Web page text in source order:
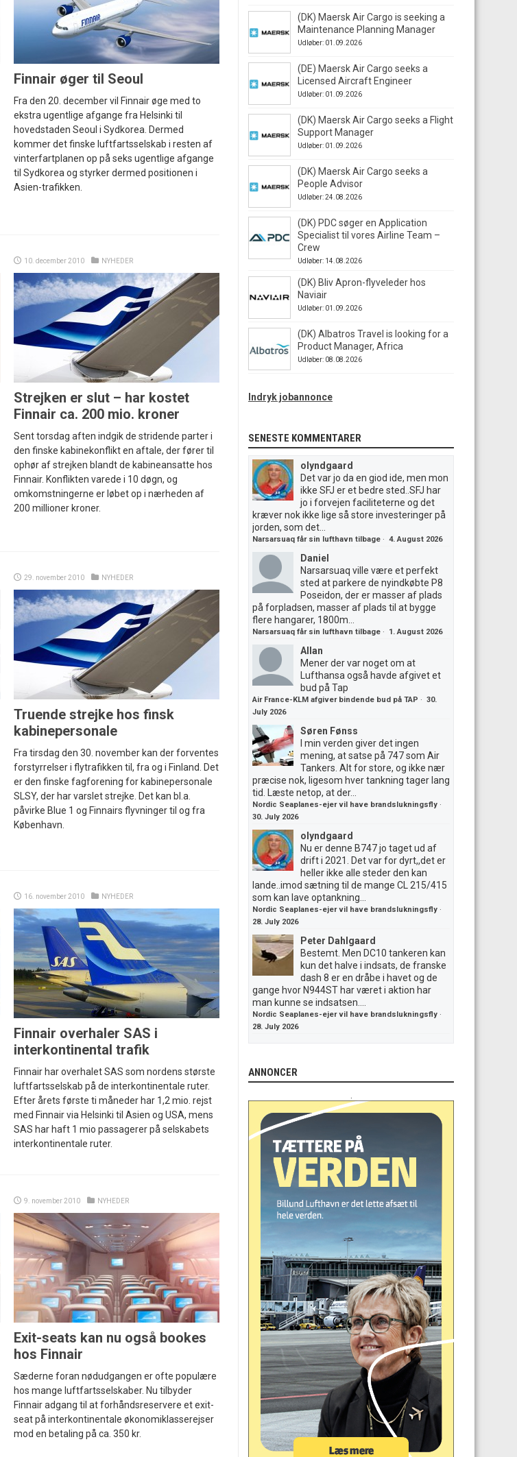
Finnair øger til Seoul
Fra den 20. december vil Finnair øge med to
ekstra ugentlige afgange fra Helsinki til
hovedstaden Seoul i Sydkorea. Dermed
kommer det finske luftfartsselskab i resten af
vinterfartplanen op på seks ugentlige afgange
til Sydkorea og styrker dermed positionen i
Asien-trafikken.
10. december 2010 NYHEDER
Strejken er slut – har kostet
Finnair ca. 200 mio. kroner
Sent torsdag aften indgik de stridende parter i
den finske kabinekonflikt en aftale, der fører til
ophør af strejken blandt de kabineansatte hos
Finnair. Konflikten varede i 10 døgn, og
omkomstningerne er løbet op i nærheden af
200 millioner kroner.
29. november 2010 NYHEDER
Truende strejke hos finsk
kabinepersonale
Fra tirsdag den 30. november kan der forventes
forstyrrelser i flytrafikken til, fra og i Finland. Det
er den finske fagforening for kabinepersonale
SLSY, der har varslet strejke. Det kan bl.a.
påvirke Blue 1 og Finnairs flyvninger til og fra
København.
16. november 2010 NYHEDER
Finnair overhaler SAS i
interkontinental trafik
Finnair har overhalet SAS som nordens største
luftfartsselskab på de interkontinentale ruter.
Efter årets første ti måneder har 1,2 mio. rejst
med Finnair via Helsinki til Asien og USA, mens
SAS har haft 1 mio passagerer på selskabets
interkontinentale ruter.
9. november 2010 NYHEDER
Exit-seats kan nu også bookes
hos Finnair
Sæderne foran nødudgangen er ofte populære
hos mange luftfartsselskaber. Nu tilbyder
Finnair adgang til at forhåndsreservere et exit-
seat på interkontinentale økonomiklasserejser
mod en betaling på ca. 350 kr.
(DK) Maersk Air Cargo is seeking a
Maintenance Planning Manager
Udløber: 01.09.2026
(DE) Maersk Air Cargo seeks a
Licensed Aircraft Engineer
Udløber: 01.09.2026
(DK) Maersk Air Cargo seeks a Flight
Support Manager
Udløber: 01.09.2026
(DK) Maersk Air Cargo seeks a
People Advisor
Udløber: 24.08.2026
(DK) PDC søger en Application
Specialist til vores Airline Team –
Crew
Udløber: 14.08.2026
(DK) Bliv Apron-flyveleder hos
Naviair
Udløber: 01.09.2026
(DK) Albatros Travel is looking for a
Product Manager, Africa
Udløber: 08.08.2026
Indryk jobannonce
SENESTE KOMMENTARER
olyndgaard
Det var jo da en giod ide, men mon
ikke SFJ er et bedre sted..SFJ har
jo i forvejen faciliteterne og det
kræver nok ikke lige så store investeringer på
jorden, som det...
Narsarsuaq får sin lufthavn tilbage · 4. August 2026
Daniel
Narsarsuaq ville være et perfekt
sted at parkere de nyindkøbte P8
Poseidon, der er masser af plads
på forpladsen, masser af plads til at bygge
flere hangarer, 1800m...
Narsarsuaq får sin lufthavn tilbage · 1. August 2026
Allan
Mener der var noget om at
Lufthansa også havde afgivet et
bud på Tap
Air France-KLM afgiver bindende bud på TAP · 30.
July 2026
Søren Fønss
I min verden giver det ingen
mening, at satse på 747 som Air
Tankers. Alt for store, og ikke nær
præcise nok, ligesom hver tankning tager lang
tid. Læste netop, at der...
Nordic Seaplanes-ejer vil have brandslukningsfly ·
30. July 2026
olyndgaard
Nu er denne B747 jo taget ud af
drift i 2021. Det var for dyrt,,det er
heller ikke alle steder den kan
lande..imod sætning til de mange CL 215/415
som kan lave optankning...
Nordic Seaplanes-ejer vil have brandslukningsfly ·
28. July 2026
Peter Dahlgaard
Bestemt. Men DC10 tankeren kan
kun det halve i indsats, de franske
dash 8 er en dråbe i havet og de
gange hvor N944ST har været i aktion har
man kunne se indsatsen....
Nordic Seaplanes-ejer vil have brandslukningsfly ·
28. July 2026
ANNONCER